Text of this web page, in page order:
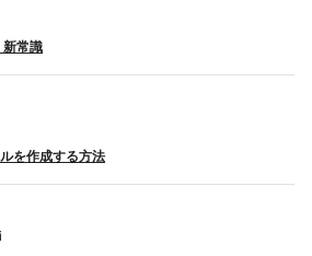
常識
を作成する方法